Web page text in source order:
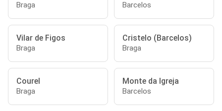
Braga Barcelos
Vilar de Figos
Braga
Cristelo (Barcelos)
Braga
Courel
Braga
Monte da Igreja
Barcelos